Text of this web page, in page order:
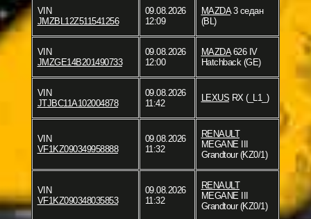
VIN
JMZBL12Z511541256
09.08.2026
12:09
MAZDA3 седан
(BL)
VIN
JMZGE14B201490733
09.08.2026
12:00
MAZDA626 IV
Hatchback (GE)
VIN
JTJBC11A102004878
09.08.2026
11:42
LEXUS RX (_L1_)
VIN
VF1KZ090349958888
09.08.2026
11:32
RENAULT
MEGANE III
Grandtour (KZ0/1)
VIN
VF1KZ090348035853
09.08.2026
11:32
RENAULT
MEGANE III
Grandtour (KZ0/1)